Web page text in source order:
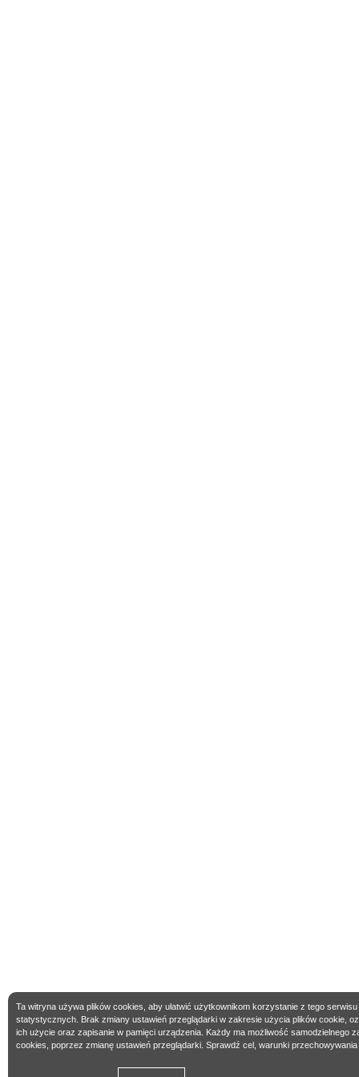
Ta witryna używa plików cookies, aby ułatwić użytkownikom korzystanie z tego
statystycznych. Brak zmiany ustawień przeglądarki w zakresie użycia plików cookie,
ich użycie oraz zapisanie w pamięci urządzenia. Każdy ma możliwość samodzielnego
cookies, poprzez zmianę ustawień przeglądarki. Sprawdź cel, warunki